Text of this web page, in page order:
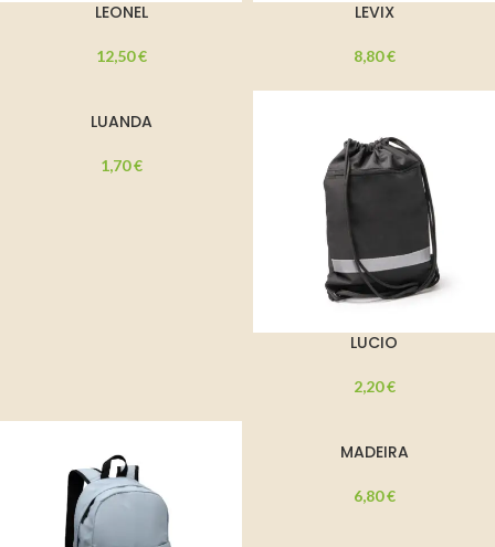
LEONEL
12,50€
LEVIX
8,80€
LUANDA
1,70€
LUCIO
2,20€
MADEIRA
6,80€